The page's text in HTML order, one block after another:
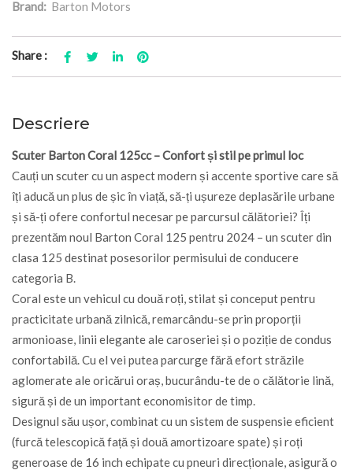
Brand: Barton Motors
Share :
Descriere
Scuter Barton Coral 125cc – Confort și stil pe primul loc
Cauți un scuter cu un aspect modern și accente sportive care să
îți aducă un plus de șic în viață, să-ți ușureze deplasările urbane
și să-ți ofere confortul necesar pe parcursul călătoriei? Îți
prezentăm noul Barton Coral 125 pentru 2024 – un scuter din
clasa 125 destinat posesorilor permisului de conducere
categoria B.
Coral este un vehicul cu două roți, stilat și conceput pentru
practicitate urbană zilnică, remarcându-se prin proporții
armonioase, linii elegante ale caroseriei și o poziție de condus
confortabilă. Cu el vei putea parcurge fără efort străzile
aglomerate ale oricărui oraș, bucurându-te de o călătorie lină,
sigură și de un important economisitor de timp.
Designul său ușor, combinat cu un sistem de suspensie eficient
(furcă telescopică față și două amortizoare spate) și roți
generoase de 16 inch echipate cu pneuri direcționale, asigură o